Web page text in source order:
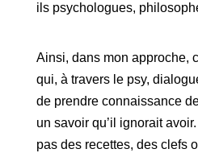
ils psychologues,
Ainsi, dans mon approche,
qui, à travers le psy,
de prendre connaissance
un savoir qu’il ignorait
pas des recettes, des clefs